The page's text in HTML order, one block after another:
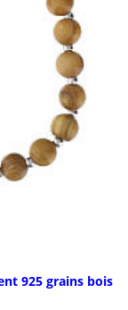
925 grains bois